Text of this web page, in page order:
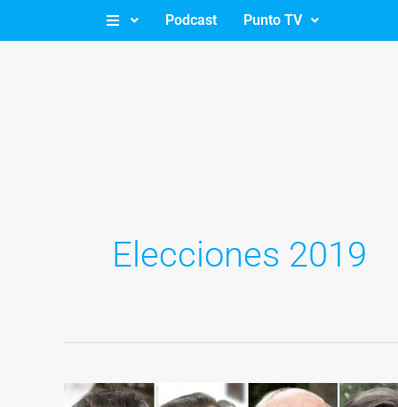
al
Podcast Punto TV
Elecciones 2019
Elecciones